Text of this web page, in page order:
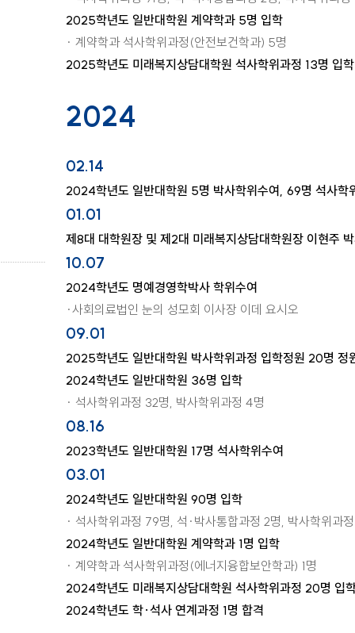
2025학년도 일반대학원 계약학과 5명 입학
· 계약학과 석사학위과정(안전보건학과) 5명
2025학년도 미래복지상담대학원 석사학위과정 13명 입학
2024
02.14
2024학년도 일반대학원 5명 박사학위수여, 69명 석사학
01.01
제8대 대학원장 및 제2대 미래복지상담대학원장 이현주
10.07
2024학년도 명예경영학박사 학위수여
·사회의료법인 눈의 성모회 이사장 이데 요시오
09.01
2025학년도 일반대학원 박사학위과정 입학정원 20명 정
2024학년도 일반대학원 36명 입학
· 석사학위과정 32명, 박사학위과정 4명
08.16
2023학년도 일반대학원 17명 석사학위수여
03.01
2024학년도 일반대학원 90명 입학
· 석사학위과정 79명, 석·박사통합과정 2명, 박사학위과
2024학년도 일반대학원 계약학과 1명 입학
· 계약학과 석사학위과정(에너지융합보안학과) 1명
2024학년도 미래복지상담대학원 석사학위과정 20명 입
2024학년도 학·석사 연계과정 1명 합격